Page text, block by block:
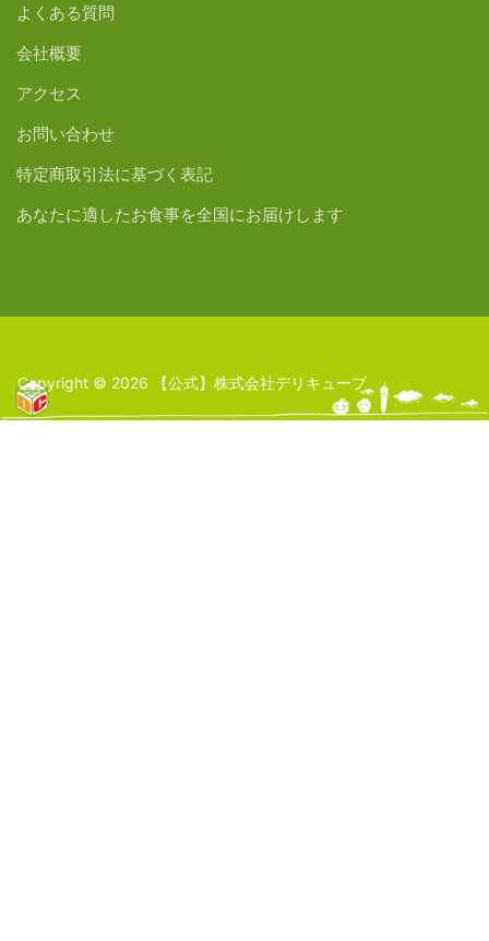
よくある質問
会社概要
アクセス
お問い合わせ
特定商取引法に基づく表記
あなたに適したお食事を全国にお届けします
Copyright © 2026 【公式】株式会社デリキューブ